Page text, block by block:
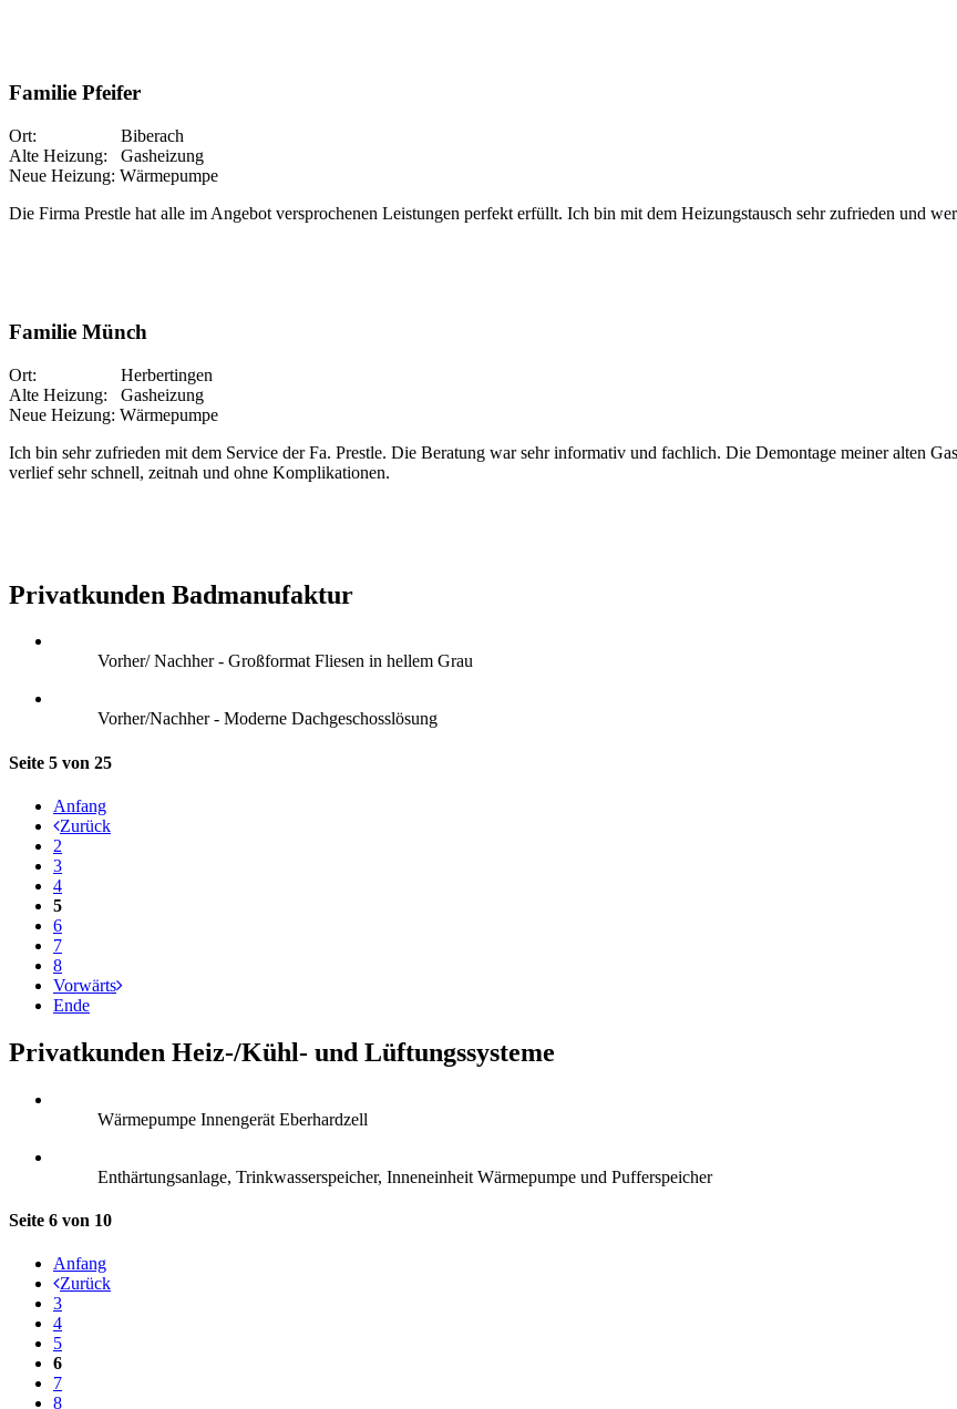
Familie Pfeifer
Ort: Biberach
Alte Heizung: Gasheizung
Neue Heizung: Wärmepumpe
Die Firma Prestle hat alle im Angebot versprochenen Leistungen perfekt erfüllt. Ich bin mit dem Heizungstausch sehr zufrieden und
Familie Münch
Ort: Herbertingen
Alte Heizung: Gasheizung
Neue Heizung: Wärmepumpe
Ich bin sehr zufrieden mit dem Service der Fa. Prestle. Die Beratung war sehr informativ und fachlich. Die Demontage meiner alten
verlief sehr schnell, zeitnah und ohne Komplikationen.
Privatkunden Badmanufaktur
Vorher/ Nachher - Großformat Fliesen in hellem Grau
Vorher/Nachher - Moderne Dachgeschosslösung
Seite 5 von 25
Anfang
Zurück
2
3
4
5
6
7
8
Vorwärts
Ende
Privatkunden Heiz-/Kühl- und Lüftungssysteme
Wärmepumpe Innengerät Eberhardzell
Enthärtungsanlage, Trinkwasserspeicher, Inneneinheit Wärmepumpe und Pufferspeicher
Seite 6 von 10
Anfang
Zurück
3
4
5
6
7
8